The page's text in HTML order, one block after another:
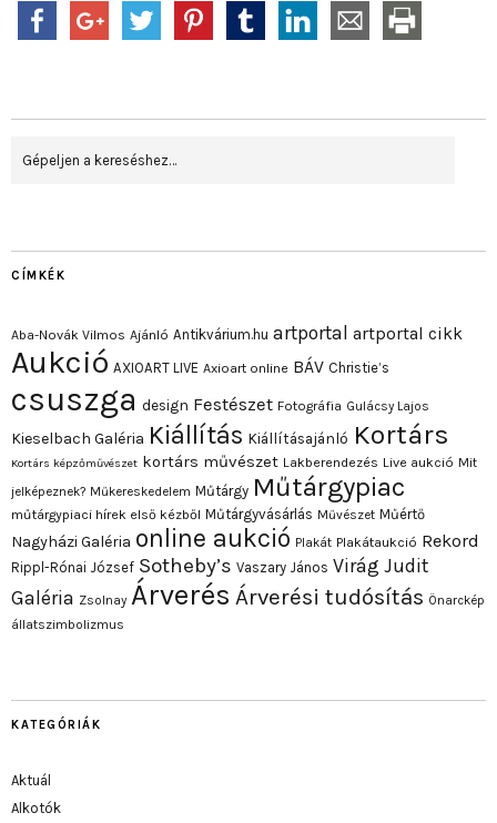
CÍMKÉK
Aba-Novák Vilmos Ajánló Antikvárium.hu artportal artportal cikk
Aukció AXIOART LIVE Axioart online BÁV Christie’s
csuszga design Festészet Fotográfia Gulácsy Lajos
Kieselbach Galéria Kiállítás Kiállításajánló Kortárs
Kortárs képzőművészet kortárs művészet Lakberendezés Live aukció Mit
jelképeznek? Műkereskedelem Műtárgy Műtárgypiac
műtárgypiaci hírek első kézből Műtárgyvásárlás Művészet Műértő
Nagyházi Galéria online aukció Plakát Plakátaukció Rekord
Rippl-Rónai József Sotheby’s Vaszary János Virág Judit
Galéria Zsolnay Árverés Árverési tudósítás Önarckép
állatszimbolizmus
KATEGÓRIÁK
Aktuál
Alkotók